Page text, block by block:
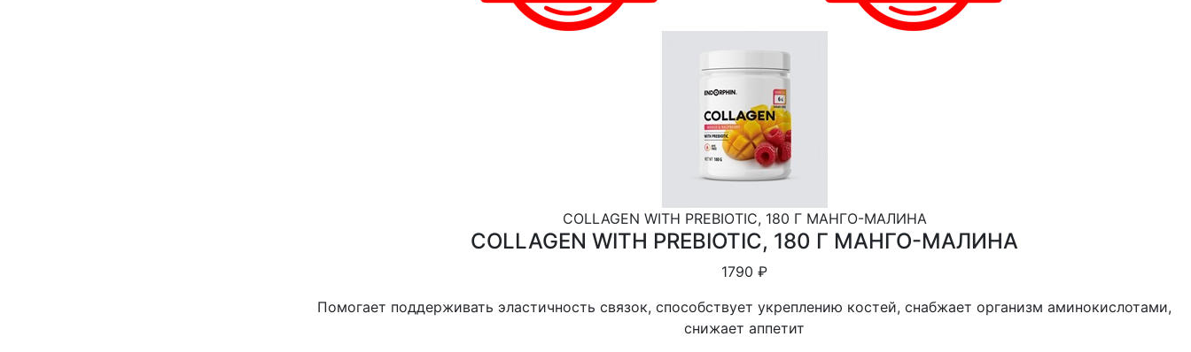
COLLAGEN WITH PREBIOTIC, 180 Г МАНГО-МАЛИНА
COLLAGEN WITH PREBIOTIC, 180 Г МАНГО-МАЛИНА
1790 ₽
Помогает поддерживать эластичность связок, способствует укреплению костей, снабжает организм аминокислотами,
снижает аппетит